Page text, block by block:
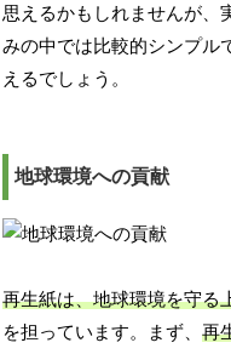
思えるかもしれませんが、
みの中では比較的シンプル
えるでしょう。
地球環境への貢献
再生紙は、地球環境を守る
を担っています。まず、再